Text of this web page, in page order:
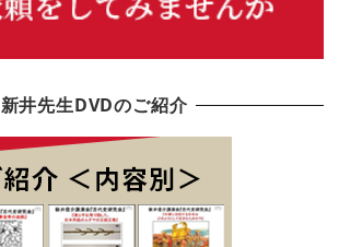
新井先生DVDのご紹介